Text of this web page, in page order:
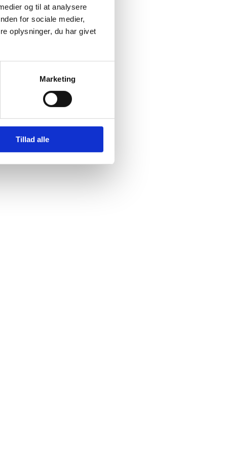
og til at analysere
for sociale medier,
oplysninger, du har givet
Marketing
Tillad alle